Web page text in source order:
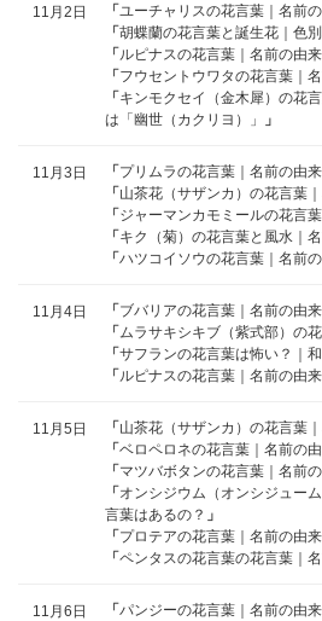
11月2日 「 ユーチャリスの花言葉｜名前
「 胡蝶蘭の花言葉と誕生花｜色
「 ルピナスの花言葉｜名前の由来
「 フウセントウワタの花言葉｜
「 キンモクセイ（金木犀）の花
は「幽世（カクリヨ）」
」
11月3日 「 プリムラの花言葉｜名前の由来
「 山茶花（サザンカ）の花言葉
「 ジャーマンカモミールの花言
「 キク（菊）の花言葉と風水｜
「 ハツコイソウの花言葉｜名前
11月4日 「 ブバリアの花言葉｜名前の由来
「 ムラサキシキブ（紫式部）の
「 サフランの花言葉は怖い？｜
「 ルピナスの花言葉｜名前の由来
11月5日 「 山茶花（サザンカ）の花言葉
「 ベロペロネの花言葉｜名前の
「 マツバボタンの花言葉｜名前
「 オンシジウム（オンシジュー
言葉はあるの？ 」
「 プロテアの花言葉｜名前の由来
「 ペンタスの花言葉の花言葉｜
11月6日 「 パンジーの花言葉｜名前の由来